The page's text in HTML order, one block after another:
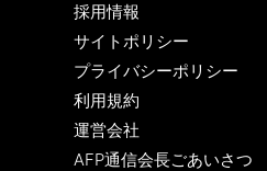
採用情報
サイトポリシー
プライバシーポリシー
利用規約
運営会社
AFP通信会長ごあいさつ